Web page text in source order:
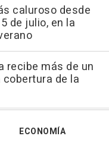
caluroso desde
de julio, en la
recibe más de un
de la
ECONOMÍA